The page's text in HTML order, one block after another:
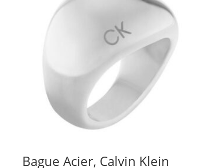
Bague Acier, Calvin Klein